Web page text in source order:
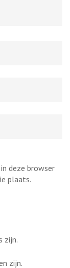
deze browser
plaats.
zijn.
zijn.